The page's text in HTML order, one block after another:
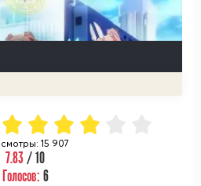
15 907
7.83/ 10
Голосов: 6